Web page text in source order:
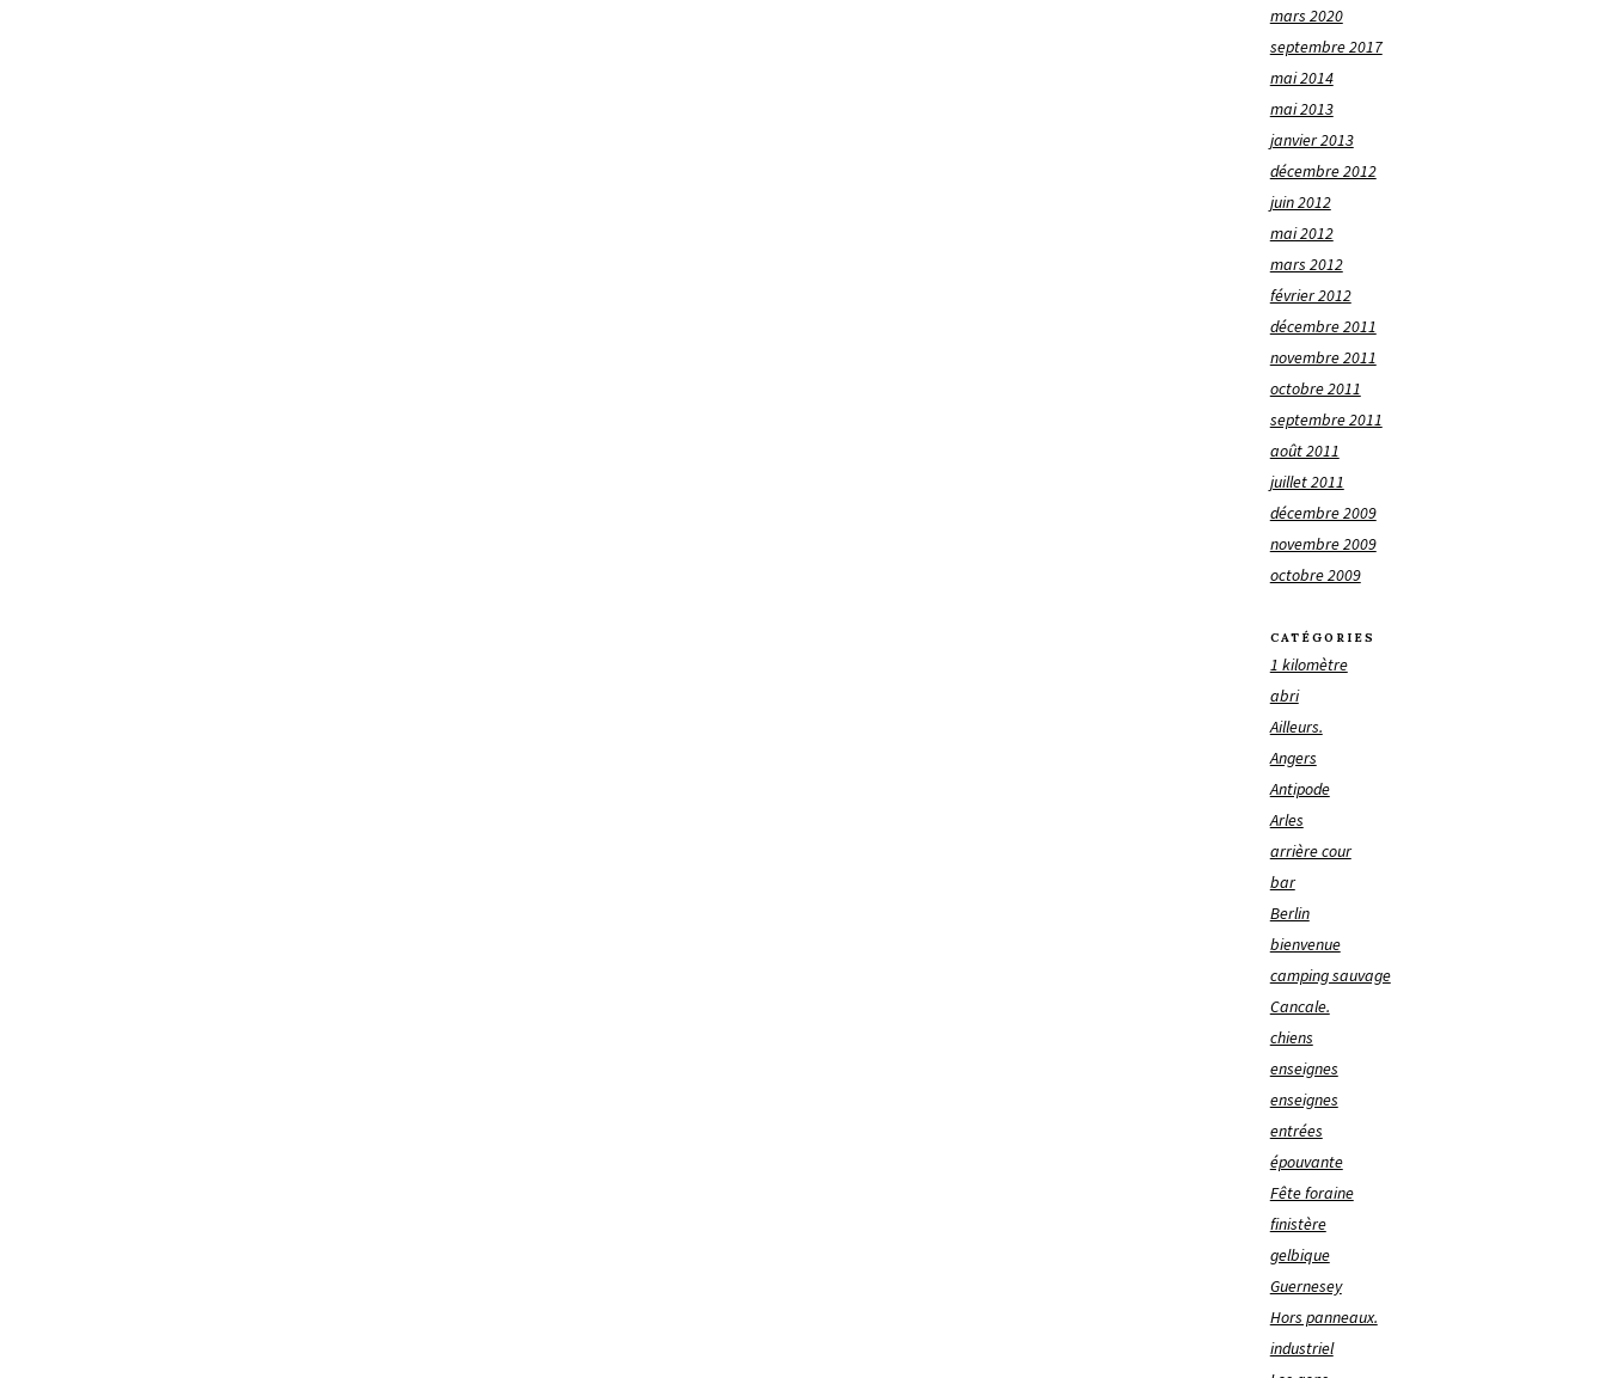
mars 2020
septembre 2017
mai 2014
mai 2013
janvier 2013
décembre 2012
juin 2012
mai 2012
mars 2012
février 2012
décembre 2011
novembre 2011
octobre 2011
septembre 2011
août 2011
juillet 2011
décembre 2009
novembre 2009
octobre 2009
CATÉGORIES
1 kilomètre
abri
Ailleurs.
Angers
Antipode
Arles
arrière cour
bar
Berlin
bienvenue
camping sauvage
Cancale.
chiens
enseignes
enseignes
entrées
épouvante
Fête foraine
finistère
gelbique
Guernesey
Hors panneaux.
industriel